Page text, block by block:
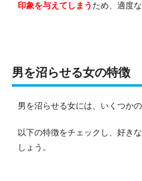
印象を与えてしまう ため、適度
男を沼らせる女の特徴
男を沼らせる女には、いくつか
以下の特徴をチェックし、好き
しょう。